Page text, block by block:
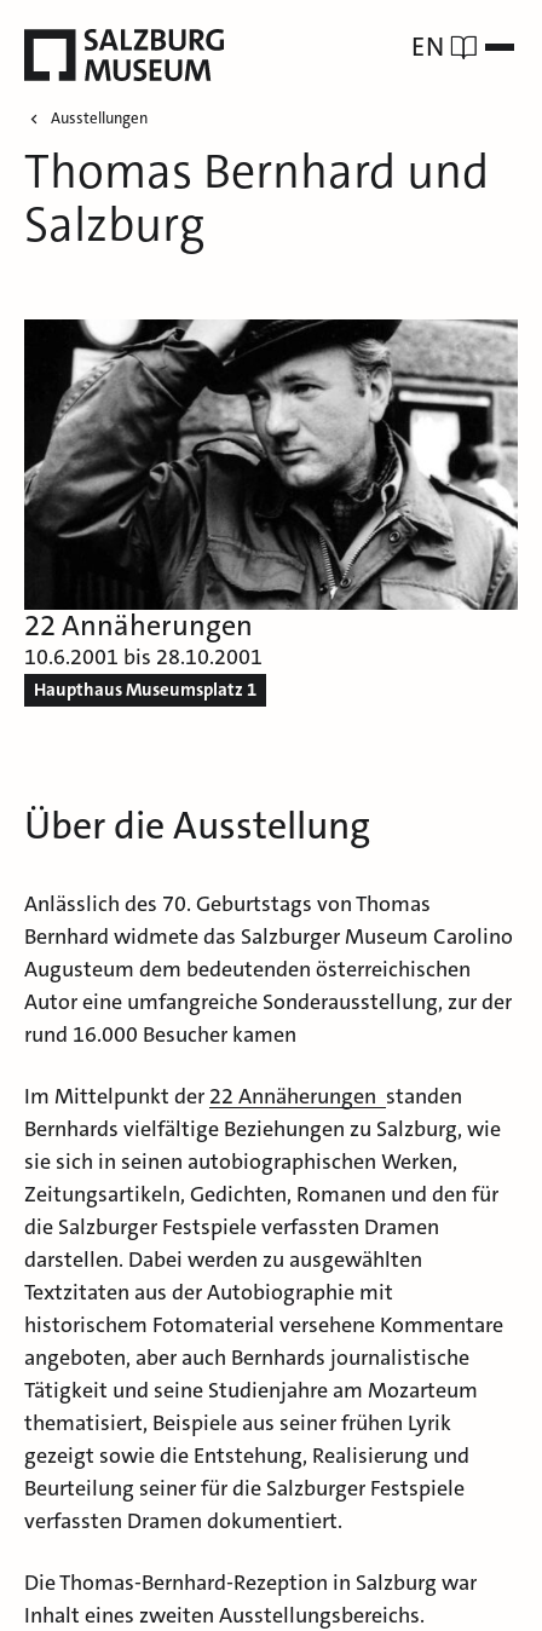
EN
Ausstellungen
Thomas Bernhard und
Salzburg
22 Annäherungen
10.6.2001 bis 28.10.2001
Haupthaus Museumsplatz 1
Über die Ausstellung
Anlässlich des 70. Geburtstags von Thomas
Bernhard widmete das Salzburger Museum Carolino
Augusteum dem bedeutenden österreichischen
Autor eine umfangreiche Sonderausstellung, zur der
rund 16.000 Besucher kamen
Im Mittelpunkt der 22 Annäherungen standen
Bernhards vielfältige Beziehungen zu Salzburg, wie
sie sich in seinen autobiographischen Werken,
Zeitungsartikeln, Gedichten, Romanen und den für
die Salzburger Festspiele verfassten Dramen
darstellen. Dabei werden zu ausgewählten
Textzitaten aus der Autobiographie mit
historischem Fotomaterial versehene Kommentare
angeboten, aber auch Bernhards journalistische
Tätigkeit und seine Studienjahre am Mozarteum
thematisiert, Beispiele aus seiner frühen Lyrik
gezeigt sowie die Entstehung, Realisierung und
Beurteilung seiner für die Salzburger Festspiele
verfassten Dramen dokumentiert.
Die Thomas-Bernhard-Rezeption in Salzburg war
Inhalt eines zweiten Ausstellungsbereichs.